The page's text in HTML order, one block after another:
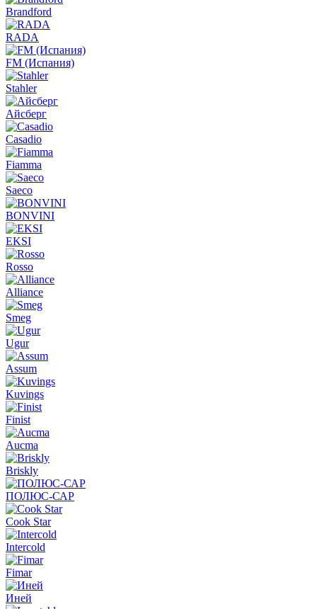
Brandford
RADA
FM (Испания)
Stahler
Айсберг
Casadio
Fiamma
Saeco
BONVINI
EKSI
Rosso
Alliance
Smeg
Ugur
Assum
Kuvings
Finist
Aucma
Briskly
ПОЛЮС-САР
Cook Star
Intercold
Fimar
Иней